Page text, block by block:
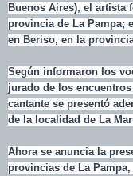
Buenos Aires), el artista
provincia de La Pampa;
en Beriso, en la
Según informaron los
jurado de los
cantante se presentó
de la localidad de La
Ahora se anuncia la
provincias de La